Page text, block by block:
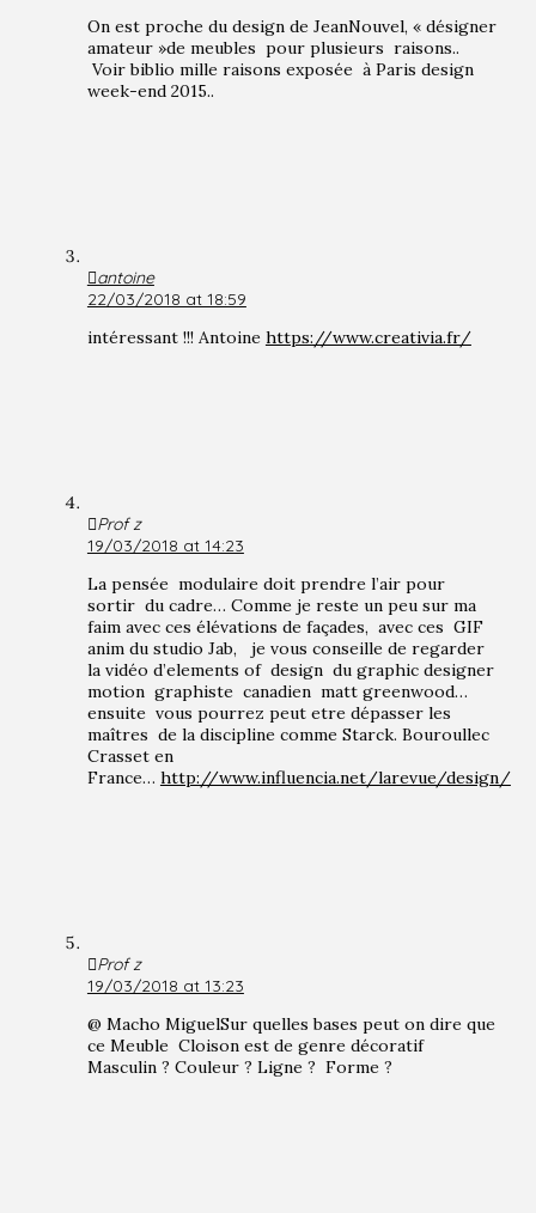
On est proche du design de JeanNouvel, « désigner
amateur »de meubles pour plusieurs raisons..
Voir biblio mille raisons exposée à Paris design
week-end 2015..
antoine
22/03/2018 at 18:59
intéressant !!! Antoine https://www.creativia.fr/
Prof z
19/03/2018 at 14:23
La pensée modulaire doit prendre l’air pour
sortir du cadre… Comme je reste un peu sur ma
faim avec ces élévations de façades, avec ces GIF
anim du studio Jab, je vous conseille de regarder
la vidéo d’elements of design du graphic designer
motion graphiste canadien matt greenwood…
ensuite vous pourrez peut etre dépasser les
maîtres de la discipline comme Starck. Bouroullec
Crasset en
France… http://www.influencia.net/larevue/design/
Prof z
19/03/2018 at 13:23
@ Macho MiguelSur quelles bases peut on dire que
ce Meuble Cloison est de genre décoratif
Masculin ? Couleur ? Ligne ? Forme ?